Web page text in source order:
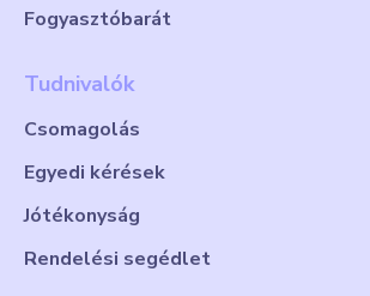
Fogyasztóbarát
Tudnivalók
Csomagolás
Egyedi kérések
Jótékonyság
Rendelési segédlet